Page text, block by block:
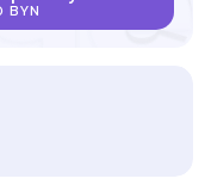
BYN